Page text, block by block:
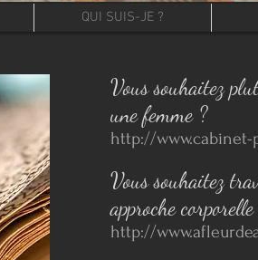
QUI SUIS-JE ?
Vous souhaitez
une femme ?
http://
Vous souhaitez
approche
http://